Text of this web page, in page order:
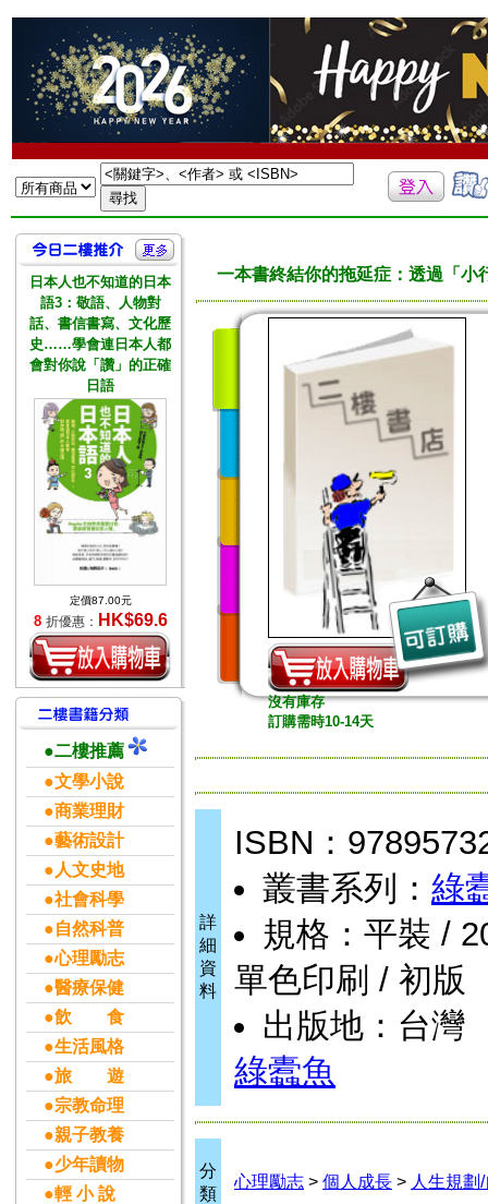
日本人也不知道的日本
語3：敬語、人物對
話、書信書寫、文化歷
史……學會連日本人都
會對你說「讚」的正確
日語
定價87.00元
8 折優惠： HK$69.6
●二樓推薦
●文學小說
●商業理財
●藝術設計
●人文史地
●社會科學
●自然科普
●心理勵志
●醫療保健
●飲 食
●生活風格
●旅 遊
●宗教命理
●親子教養
●少年讀物
●輕 小 說
一本書終結你的拖延症：透過「小
沒有庫存
訂購需時10-14天
詳
細
資
料
ISBN：
叢書系列： 綠
規格：平裝 /
單色印刷 / 初版
出版地：台灣
綠蠹魚
分
類
心理勵志 > 個人成長 > 人生規劃